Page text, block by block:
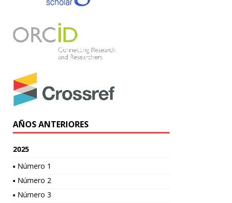
AÑOS ANTERIORES
2025
▪ Número 1
▪ Número 2
▪ Número 3